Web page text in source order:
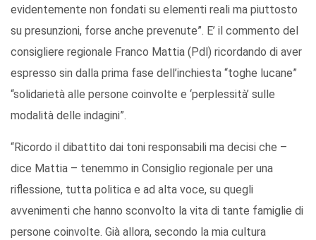
evidentemente non fondati su elementi reali ma piuttosto
su presunzioni, forse anche prevenute”. E’ il commento del
consigliere regionale Franco Mattia (Pdl) ricordando di aver
espresso sin dalla prima fase dell’inchiesta “toghe lucane”
“solidarietà alle persone coinvolte e ‘perplessità’ sulle
modalità delle indagini”.
“Ricordo il dibattito dai toni responsabili ma decisi che –
dice Mattia – tenemmo in Consiglio regionale per una
riflessione, tutta politica e ad alta voce, su quegli
avvenimenti che hanno sconvolto la vita di tante famiglie di
persone coinvolte. Già allora, secondo la mia cultura